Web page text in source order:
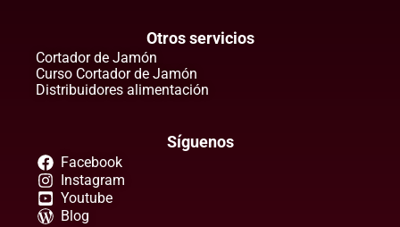
Otros servicios
Cortador de Jamón
Curso Cortador de Jamón
Distribuidores alimentación
Síguenos
Facebook
Instagram
Youtube
Blog